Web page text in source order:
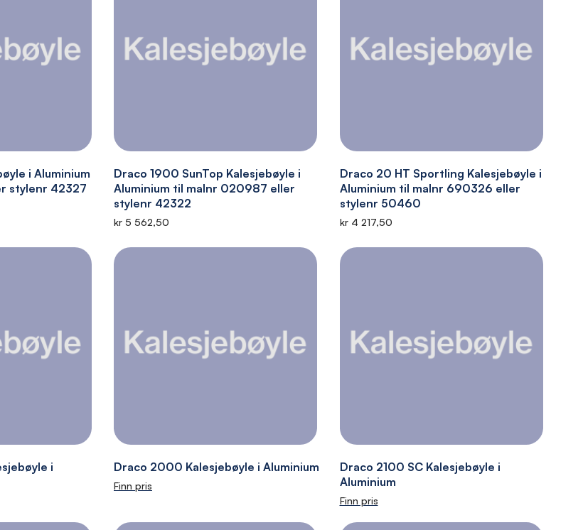
i Aluminium
stylenr 42327
Draco 1900 SunTop Kalesjebøyle i
Aluminium til malnr 020987 eller
stylenr 42322
kr 5 562,50
Draco 20 HT Sportling Kalesjebøyle i
Aluminium til malnr 690326 eller
stylenr 50460
kr 4 217,50
i
Draco 2000 Kalesjebøyle i Aluminium
Finn pris
Draco 2100 SC Kalesjebøyle i
Aluminium
Finn pris